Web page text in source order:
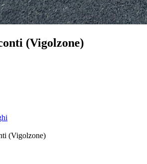
(Vigolzone)
(Vigolzone)